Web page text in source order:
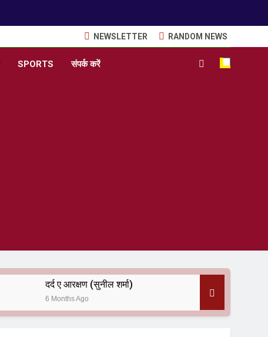
NEWSLETTER RANDOM NEWS
SPORTS संपर्क करें
दर्द ए आरक्षण (सुनील शर्मा)
6 Months Ago